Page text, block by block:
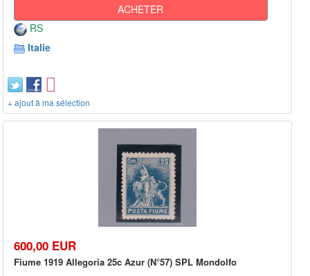
ACHETER
RS
Italie
+ ajout à ma sélection
600,00 EUR
Fiume 1919 Allegoria 25c Azur (N°57) SPL Mondolfo